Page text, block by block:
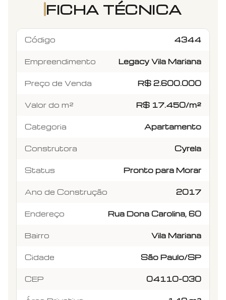
FICHA TÉCNICA
Código 4344
Empreendimento Legacy Vila Mariana
Preço de Venda R$ 2.600.000
Valor do m² R$ 17.450/m²
Categoria Apartamento
Construtora Cyrela
Status Pronto para Morar
Ano de Construção 2017
Endereço Rua Dona Carolina, 60
Bairro Vila Mariana
Cidade São Paulo/SP
CEP 04110-030